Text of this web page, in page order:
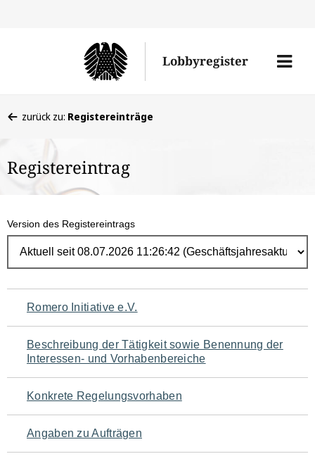
Lobbyregister
Menü
befinden
hier:
zurück zu: Registereinträge
Registereintrag
Version des Registereintrags
Navigation
für
den
Seiteninhalt
Romero Initiative e.V.
Beschreibung der Tätigkeit sowie Benennung der
Interessen- und Vorhabenbereiche
Konkrete Regelungsvorhaben
Angaben zu Aufträgen